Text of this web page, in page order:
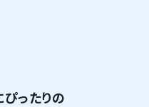
ったりの